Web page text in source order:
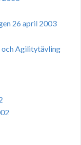
26 april 2003
och Agilitytävling